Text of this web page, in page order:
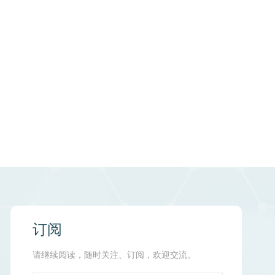
订阅
请继续阅读，随时关注、订阅，欢迎交流。